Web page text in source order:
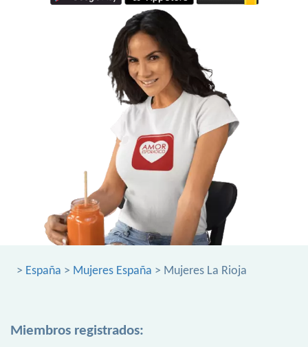
> España > Mujeres España > Mujeres La Rioja
Miembros registrados: